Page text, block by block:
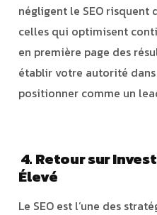
négligent le SEO risquent
celles qui optimisent
en première page des
établir votre autorité
positionner comme un
4. Retour sur
Élevé
Le SEO est l’une des